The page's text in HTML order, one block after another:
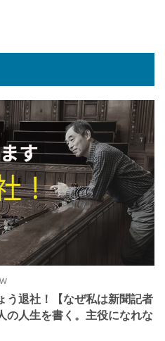
う退社！【なぜ私は新聞記者
の人生を書く。主役になれな